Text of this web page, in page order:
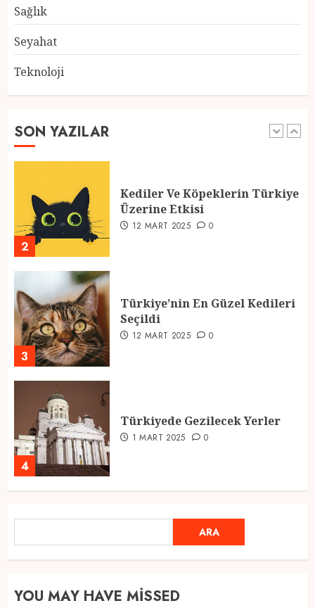
Sağlık
Seyahat
Teknoloji
SON YAZILAR
5
1
2025 En İyi Yaz Tatilleri
2
Kediler Ve Köpeklerin Türkiye
Üzerine Etkisi
12 MART 2025 0
3
Türkiye’nin En Güzel Kedileri
Seçildi
12 MART 2025 0
4
Türkiyede Gezilecek Yerler
1 MART 2025 0
Ramazan Ayı 2025: Manevi
Atmosfer ve Özel Hazırlıklar
ARA
YOU MAY HAVE MISSED